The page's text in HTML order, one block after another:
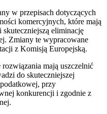
w przepisach dotyczących
komercyjnych, które mają
skuteczniejszą eliminację
Zmiany te wypracowane
z Komisją Europejską.
rozwiązania mają uszczelnić
do skuteczniejszej
przy
konkurencji i zgodnie z